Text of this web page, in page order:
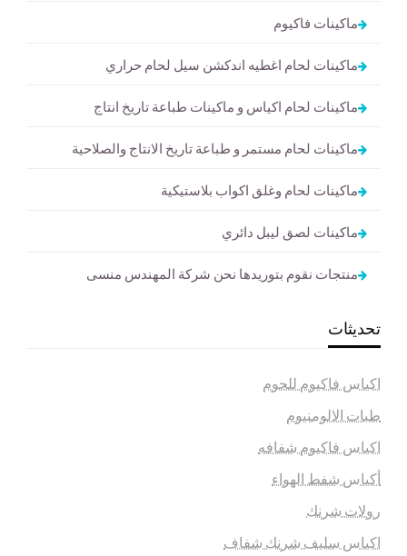
ماكينات فاكيوم
ماكينات لحام اغطيه اندكشن سيل لحام حراري
ماكينات لحام اكياس و ماكينات طباعة تاريخ انتاج
ماكينات لحام مستمر و طباعة تاريخ الانتاج والصلاحية
ماكينات لحام وغلق اكواب بلاستيكية
ماكينات لصق ليبل دائري
منتجات نقوم بتوريدها نحن شركة المهندس منسى
تحديثات
اكياس فاكيوم للحوم
طبات الالومنيوم
اكياس فاكيوم شفافه
أكياس شفط الهواء
رولات شرنك
اكياس سليف شرنك شفاف